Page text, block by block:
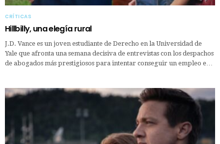
CRÍTICAS
Hillbilly, una elegía rural
J.D. Vance es un joven estudiante de Derecho en la Universidad de
Yale que afronta una semana decisiva de entrevistas con los despachos
de abogados más prestigiosos para intentar conseguir un empleo e…